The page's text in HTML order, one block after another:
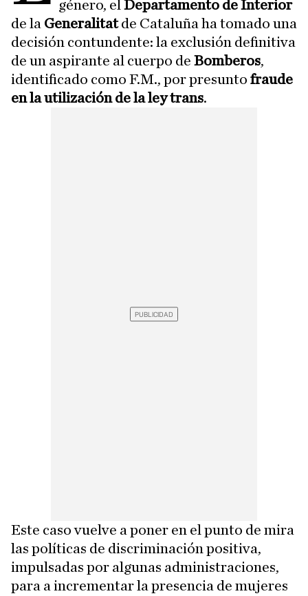
género, elDepartamento de Interior
de la Generalitatde Cataluña ha tomado una
decisión contundente: la exclusión definitiva
de un aspirante al cuerpo de Bomberos,
identificado como F.M., por presunto fraude
en la utilización de la ley trans.
Este caso vuelve a poner en el punto de mira
las políticas de discriminación positiva,
impulsadas por algunas administraciones,
para a incrementar la presencia de mujeres